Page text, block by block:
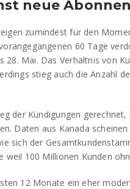
neue
zumindest für den
60 Tage
Mai. Das Verhältnis von
stieg auch die Anzahl
der Kündigungen
Daten aus Kanada
sich der
100 Millionen Kunden
12 Monate ein eher